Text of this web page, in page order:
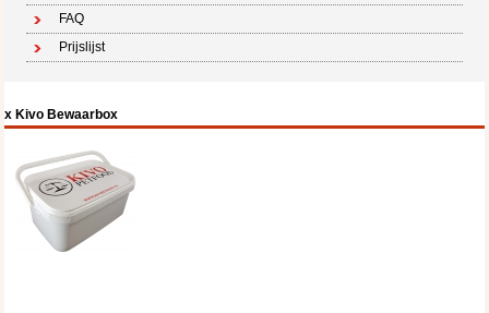
FAQ
Prijslijst
x Kivo Bewaarbox